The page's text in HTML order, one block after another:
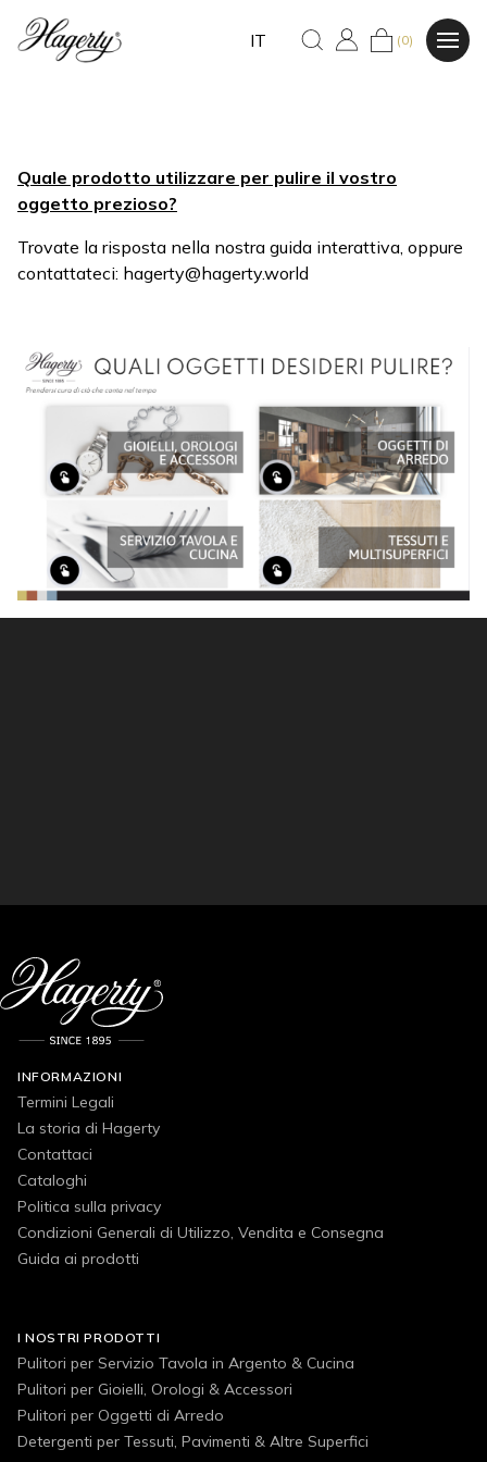
IT (0)
Quale prodotto utilizzare per pulire il vostro
oggetto prezioso?
Trovate la risposta nella nostra guida interattiva, oppure
contattateci: hagerty@hagerty.world
INFORMAZIONI
Termini Legali
La storia di Hagerty
Contattaci
Cataloghi
Politica sulla privacy
Condizioni Generali di Utilizzo, Vendita e Consegna
Guida ai prodotti
I NOSTRI PRODOTTI
Pulitori per Servizio Tavola in Argento & Cucina
Pulitori per Gioielli, Orologi & Accessori
Pulitori per Oggetti di Arredo
Detergenti per Tessuti, Pavimenti & Altre Superfici